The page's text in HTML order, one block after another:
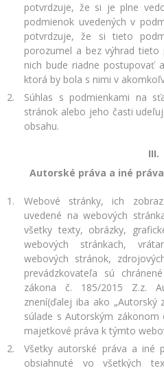
potvrdzuje, že si je plne
podmienok uvedených v
potvrdzuje, že si tieto
porozumel a bez výhrad
nich bude riadne postupovať
ktorá by bola s nimi v
Súhlas s podmienkami na
stránok alebo jeho časti
obsahu.
III.
Autorské práva a iné
Webové stránky, ich
uvedené na webových
všetky texty, obrázky,
webových stránkach,
webových stránok,
prevádzkovateľa sú
zákona č. 185/2015 Z.z.
znení(ďalej iba ako „Autorský
súlade s Autorským zákonom
majetkové práva k týmto
Všetky autorské práva a iné
obsiahnuté vo všetkých